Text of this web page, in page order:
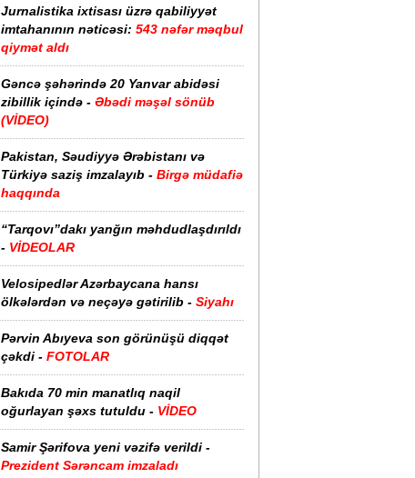
Jurnalistika ixtisası üzrə qabiliyyət
imtahanının nəticəsi: 543 nəfər məqbul
qiymət aldı
Gəncə şəhərində 20 Yanvar abidəsi
zibillik içində - Əbədi məşəl sönüb
(VİDEO)
Pakistan, Səudiyyə Ərəbistanı və
Türkiyə saziş imzalayıb - Birgə müdafiə
haqqında
“Tarqovı”dakı yanğın məhdudlaşdırıldı
- VİDEOLAR
Velosipedlər Azərbaycana hansı
ölkələrdən və neçəyə gətirilib - Siyahı
Pərvin Abıyeva son görünüşü diqqət
çəkdi - FOTOLAR
Bakıda 70 min manatlıq naqil
oğurlayan şəxs tutuldu - VİDEO
Samir Şərifova yeni vəzifə verildi -
Prezident Sərəncam imzaladı